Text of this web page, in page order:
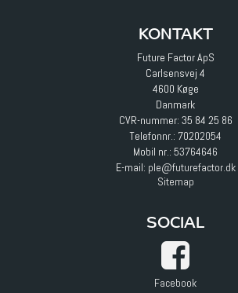
KONTAKT
Future Factor ApS
Carlsensvej 4
4600 Køge
Danmark
CVR-nummer: 35 84 25 86
Telefonnr.: 70202054
Mobil nr.: 53764646
E-mail: ple@futurefactor.dk
Sitemap
SOCIAL
Facebook